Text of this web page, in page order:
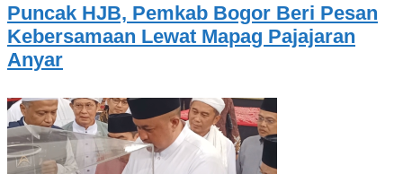
Puncak HJB, Pemkab Bogor Beri Pesan
Kebersamaan Lewat Mapag Pajajaran
Anyar